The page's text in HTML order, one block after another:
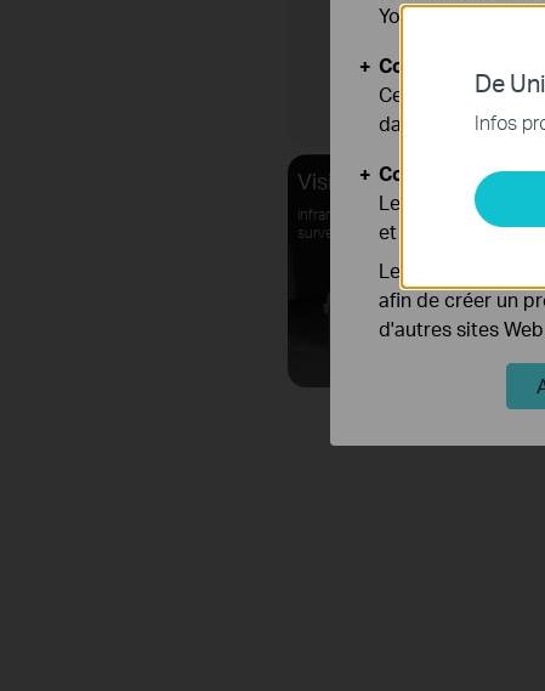
Vision nocturne HD
infrarouge invisible pour une
surveillance discrète
De
Infos
You can find
Cookies basiques
Ces cookies sont
dans vos
Cookies
Les cookies
et ajuster les
Les cookies
afin de créer un
d'autres sites